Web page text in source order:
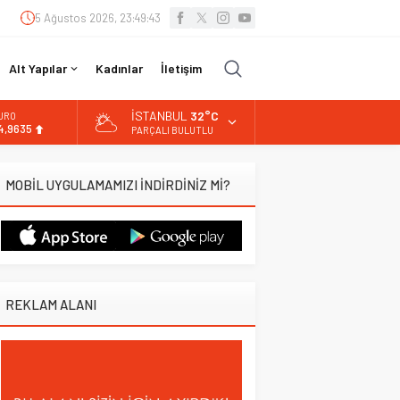
5 Ağustos 2026, 23:49:44
Alt Yapılar Kadınlar İletişim
İSTANBUL 32°C
PARÇALI BULUTLU
MOBİL UYGULAMAMIZI İNDİRDİNİZ Mİ?
REKLAM ALANI